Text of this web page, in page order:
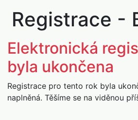
Registrace -
Elektronická
byla ukončena
Registrace pro tento rok byla
naplněná. Těšíme se na viděnou